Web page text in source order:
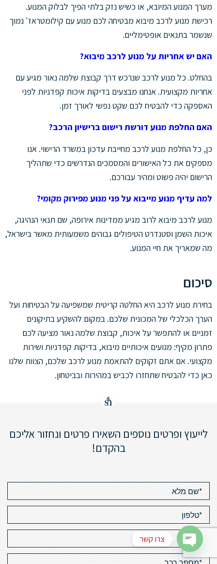
מערך המנוע המיובא, או כשיש נזק בלתי הפיך לבלוק המנוע.
רכישת מנוע לרכב מיבוא מבטיחה לכם מנוע עם קילומטראז' נמוך
שנשמר בתנאים אופטימליים.
האם יש אחריות על מנוע לרכב מיבוא?
בהחלט. כל מנוע לרכב שנרכש דרך קבוצת שלמה נאור מגיע עם
אחריות מקצועית. אנחנו מבצעים בדיקות איכות קפדניות לפני
האספקה כדי להבטיח לכם שקט נפשי לאורך זמן.
האם החלפת מנוע דורשת רישום ברישיון הרכב?
כן, כל החלפת מנוע לרכב מחייבת עדכון במשרד הרישוי. אנו
מספקים את כל האישורים והמסמכים הנדרשים כדי שתהליך
הרישום יהיה פשוט ומהיר עבורכם.
למה עדיף מנוע מייבוא על פני מנוע מפירוק מקומי?
מנוע לרכב מיבוא לרוב מגיע ממדינות אירופה, שם תנאי הנהיגה,
איכות השמן וסטנדרט הטיפולים גבוהים משמעותית מאשר בישראל,
מה שמאריך את חיי המנוע.
סיכום
בחירת מנוע לרכב היא החלטה קריטית שמשפיעה על הבטיחות ועל
הערך הכלכלי של המכונית שלכם. במקום להשקיע בתיקונים
זמניים או להתפשר על איכות, קבוצת שלמה נאור מציעה לכם
פתרון מקיף: מנועים איכותיים מיבוא, בדיקות קפדניות ושירות
מקצועי. אם אתם זקוקים להתאמת מנוע לרכב שלכם, הצוות שלנו
כאן כדי להבטיח שתחזרו לכביש במהירות ובביטחון.
לייעוץ ופרטים נוספים השאירו פרטים ונחזור אליכם
בהקדם!
צרו קשר
Open chaty